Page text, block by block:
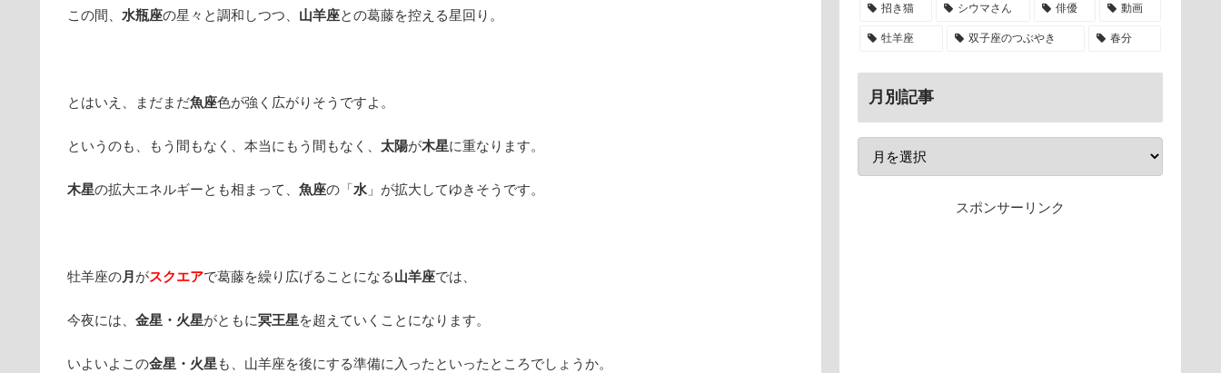
この間、 水瓶座の星々と調和しつつ、 山羊座との葛藤を控える星回り。
とはいえ、まだまだ魚座色が強く広がりそうですよ。
というのも、もう間もなく、本当にもう間もなく、 太陽が木星に重なります。
木星の拡大エネルギーとも相まって、 魚座の「水 」が拡大してゆきそうです。
牡羊座の月 がスクエアで葛藤を繰り広げることになる山羊座では、
今夜には、 金星・火星がともに冥王星を超えていくことになります。
いよいよこの金星・火星 も、山羊座を後にする準備に入ったといったところでしょうか。
招き猫 シウマさん 俳優 動画
牡羊座 双子座のつぶやき 春分
月別記事
スポンサーリンク